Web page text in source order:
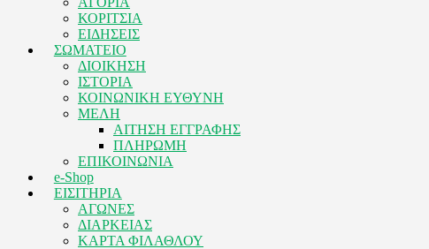
ΚΟΡΙΤΣΙΑ
ΕΙΔΗΣΕΙΣ
ΣΩΜΑΤΕΙΟ
ΔΙΟΙΚΗΣΗ
ΙΣΤΟΡΙΑ
ΚΟΙΝΩΝΙΚΗ ΕΥΘΥΝΗ
ΜΕΛΗ
ΑΙΤΗΣΗ ΕΓΓΡΑΦΗΣ
ΠΛΗΡΩΜΗ
ΕΠΙΚΟΙΝΩΝΙΑ
e-Shop
ΕΙΣΙΤΗΡΙΑ
ΑΓΩΝΕΣ
ΔΙΑΡΚΕΙΑΣ
ΚΑΡΤΑ ΦΙΛΑΘΛΟΥ